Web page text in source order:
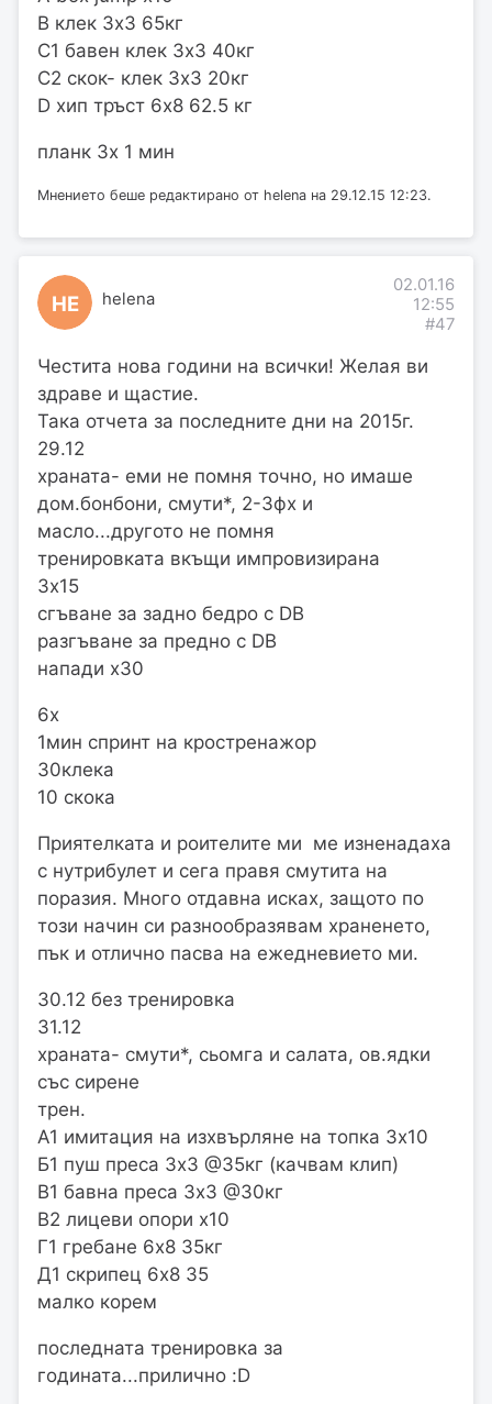
В клек 3х3 65кг
С1 бавен клек 3х3 40кг
С2 скок- клек 3х3 20кг
D хип тръст 6х8 62.5 кг
планк 3х 1 мин
Мнението беше редактирано от helena на 29.12.15 12:23.
HE helena
02.01.16
12:55
#47
Честита нова години на всички! Желая ви
здраве и щастие.
Така отчета за последните дни на 2015г.
29.12
храната- еми не помня точно, но имаше
дом.бонбони, смути*, 2-3фх и
масло...другото не помня
тренировката вкъщи импровизирана
3х15
сгъване за задно бедро с DB
разгъване за предно с DB
напади х30
6х
1мин спринт на кростренажор
30клека
10 скока
Приятелката и роителите ми ме изненадаха
с нутрибулет и сега правя смутита на
поразия. Много отдавна исках, защото по
този начин си разнообразявам храненето,
пък и отлично пасва на ежедневието ми.
30.12 без тренировка
31.12
храната- смути*, сьомга и салата, ов.ядки
със сирене
трен.
А1 имитация на изхвърляне на топка 3х10
Б1 пуш преса 3х3 @35кг (качвам клип)
В1 бавна преса 3х3 @30кг
В2 лицеви опори х10
Г1 гребане 6х8 35кг
Д1 скрипец 6х8 35
малко корем
последната тренировка за
годината...прилично :D